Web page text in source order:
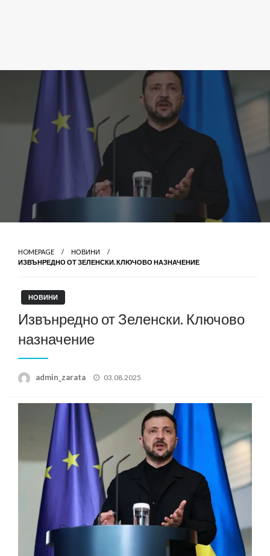
HOMEPAGE
НОВИНИ
ИЗВЪНРЕДНО ОТ ЗЕЛЕНСКИ. КЛЮЧОВО НАЗНАЧЕНИЕ
НОВИНИ
Извънредно от Зеленски. Ключово
назначение
admin_zarata
Posted
03.08.2025